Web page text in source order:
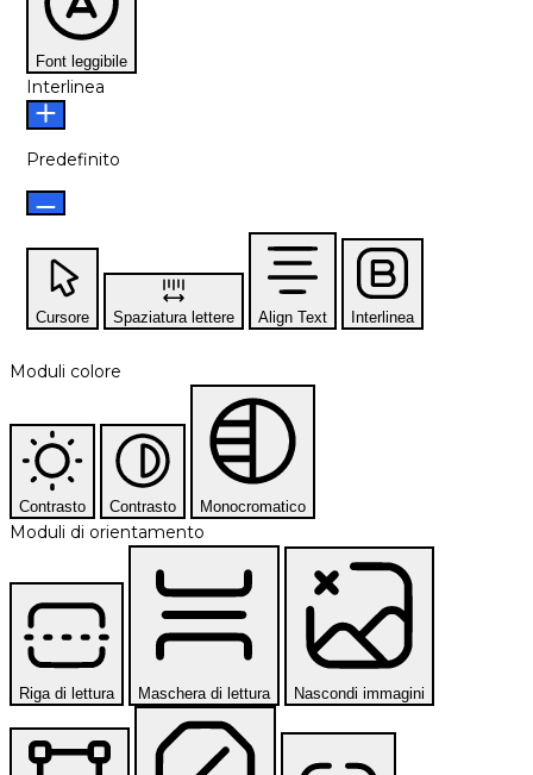
Font leggibile
Interlinea
Predefinito
Cursore Spaziatura lettere Align Text Interlinea
Moduli colore
Contrasto Contrasto Monocromatico
Moduli di orientamento
Riga di lettura Maschera di lettura Nascondi immagini